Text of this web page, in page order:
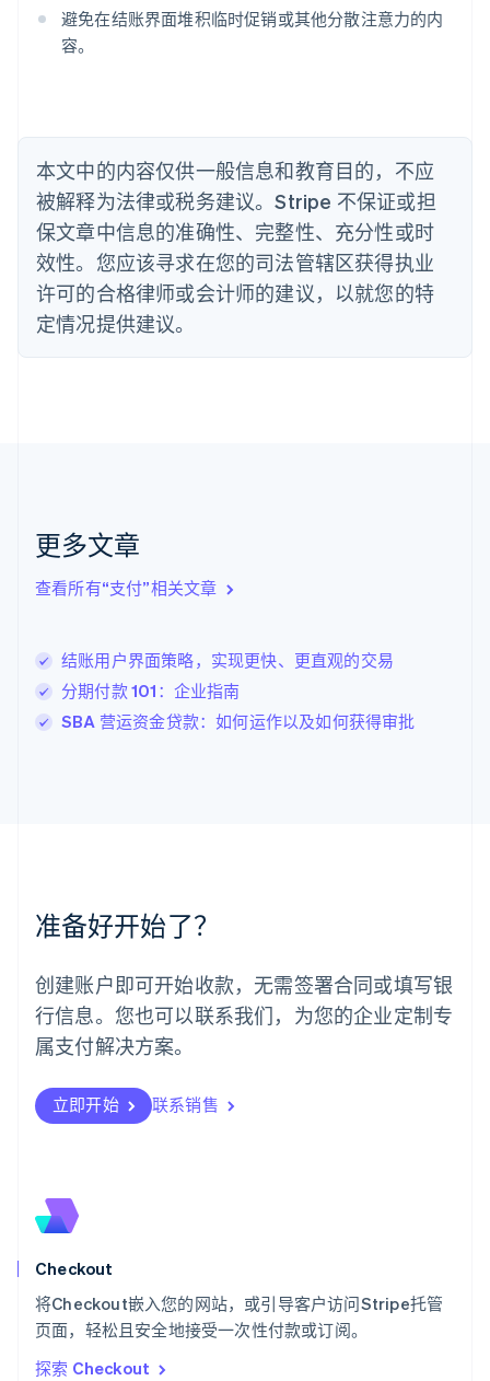
避免在结账界面堆积临时促销或其他分散注意力的内
容。
本文中的内容仅供一般信息和教育目的，不应
被解释为法律或税务建议。Stripe 不保证或担
保文章中信息的准确性、完整性、充分性或时
效性。您应该寻求在您的司法管辖区获得执业
许可的合格律师或会计师的建议，以就您的特
定情况提供建议。
更多文章
查看所有“支付”相关文章
结账用户界面策略，实现更快、更直观的交易
分期付款 101：企业指南
SBA 营运资金贷款：如何运作以及如何获得审批
准备好开始了？
创建账户即可开始收款，无需签署合同或填写银
行信息。您也可以联系我们，为您的企业定制专
属支付解决方案。
立即开始 联系销售
Checkout
将Checkout嵌入您的网站，或引导客户访问Stripe托管
页面，轻松且安全地接受一次性付款或订阅。
探索 Checkout
巴西
Português
English
丹麦
English
德国
DeutschEnglish
法国
FrançaisEnglish
芬兰
EnglishSvenska
English Italiano
拉脱维亚
立陶宛
DeutschEnglish
卢森堡
FrançaisDeutsch English
罗马尼亚
墨西哥
EspañolEnglish
English
葡萄牙
PortuguêsEnglish
日本
瑞典
Svenska English
瑞士
English
斯洛伐克
English
斯洛文尼亚
泰国
ไทยEnglish
English